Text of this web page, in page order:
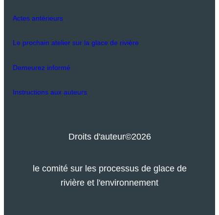
Actes antérieurs
Le prochain atelier sur la glace de rivière
Demeurez informé
Instructions aux auteurs
Droits d'auteur©2026
le comité sur les processus de glace de
rivière et l'environnement